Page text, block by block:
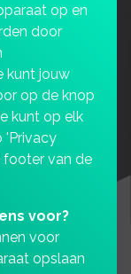
op en
door
kunt jouw
op de knop
kunt op elk
'Privacy
footer van de
voor?
voor
opslaan